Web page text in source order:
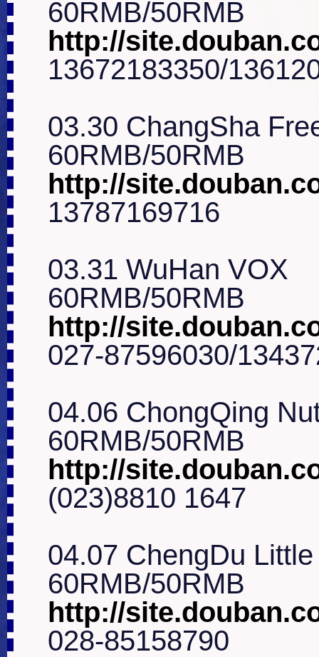
http://
13672183350/
03.30 ChangSha
http://
13787169716
03.31 WuHan VOX
http://
027-87596030/
04.06 ChongQing
http://
(023)8810 1647
04.07 ChengDu
http://
028-85158790